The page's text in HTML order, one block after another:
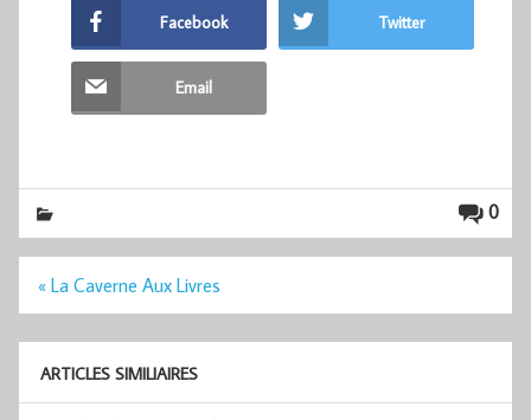
Facebook Twitter
Email
0
Navigation
« La Caverne Aux Livres
ARTICLES SIMILIAIRES